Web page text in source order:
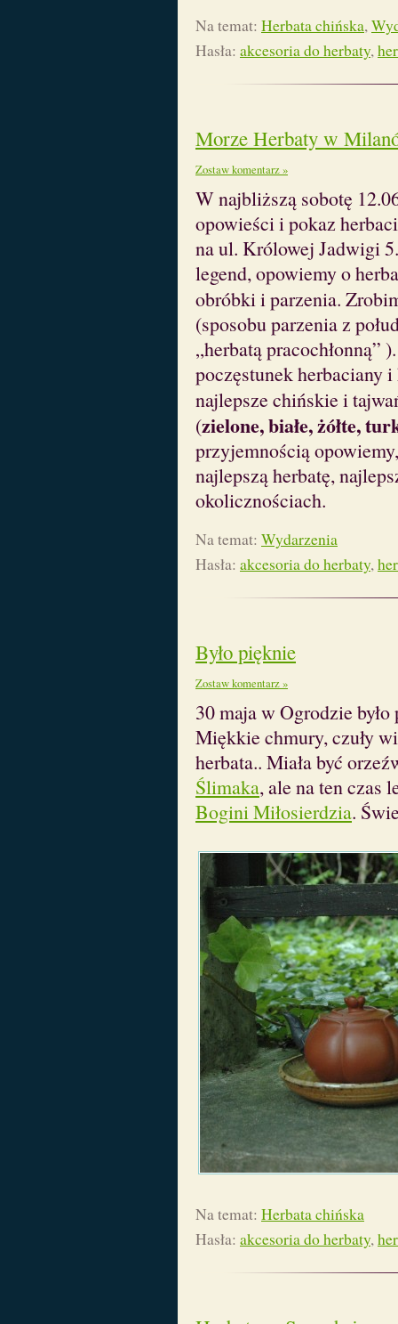
Na temat: Herbata chińska,
Hasła: akcesoria do herbaty,
Morze Herbaty w
Zostaw komentarz »
W najbliższą sobotę
opowieści i pokaz
na ul. Królowej Jadwigi
legend, opowiemy o
obróbki i parzenia.
(sposobu parzenia z
„herbatą pracochłonną”
poczęstunek herbaciany
najlepsze chińskie i
(zielone, białe, żółte,
przyjemnością
najlepszą herbatę,
okolicznościach.
Na temat: Wydarzenia
Hasła: akcesoria do herbaty,
Było pięknie
Zostaw komentarz »
30 maja w Ogrodzie
Miękkie chmury, czuły
herbata.. Miała być
Ślimaka, ale na ten czas
Bogini Miłosierdzia.
Na temat: Herbata chińska
Hasła: akcesoria do herbaty,